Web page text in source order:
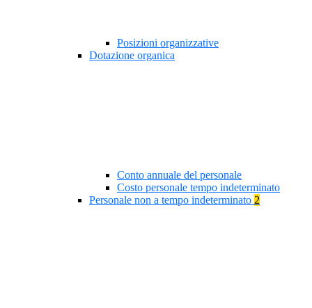
Posizioni organizzative
Dotazione organica
Conto annuale del personale
Costo personale tempo indeterminato
Personale non a tempo indeterminato 2